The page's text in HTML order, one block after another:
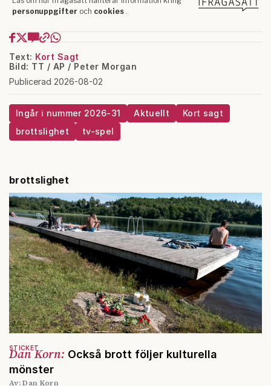
Text: Kort Sagt
Bild: TT / AP / Peter Morgan
Publicerad 2026-08-02
Ingår i nummer 2026-31 Aktuellt
Kort sagt
brottslighet
tv-spel
brottslighet
Dan Korn: Också brott följer kulturella
mönster
STICKET
Av: Dan Korn